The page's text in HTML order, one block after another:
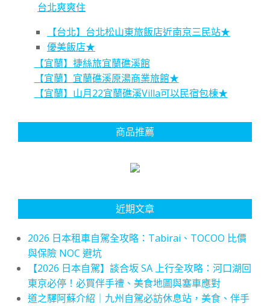
台北爽爽住
【台北】台北松山東旅飯店近南京三民站★
優美飯店★
【宜蘭】捷絲旅宜蘭礁溪館
【宜蘭】宜蘭礁溪原湯商業旅館★
【宜蘭】山月22宜蘭礁溪Villa可以民宿包棟★
商品推薦
近期文章
2026 日本租車自駕全攻略：Tabirai、TOCOO 比價
與保險 NOC 避坑
【2026 日本自駕】談合坂 SA 上行全攻略：河口湖回
東京必停！必買伴手禮、美食地圖與塞車應對
道之驛阿蘇介紹｜九州自駕必訪休息站，美食、伴手